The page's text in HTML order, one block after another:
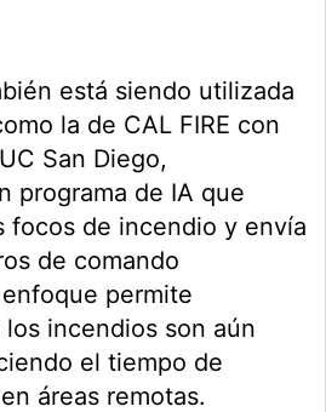
está siendo utilizada
la de CAL FIRE con
San Diego,
programa de IA que
focos de incendio y envía
de comando
permite
incendios son aún
el tiempo de
áreas remotas.